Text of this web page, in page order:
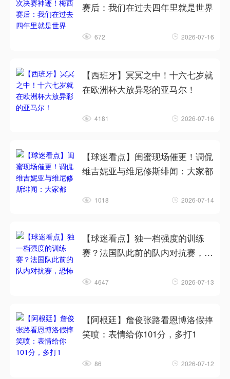
赛后：我们在过去四年里就是世界
672 2026-07-16
【西班牙】冥冥之中！十六七岁就
在欧洲杯大放异彩的亚马尔！
4181 2026-07-16
【球迷看点】闺蜜现场催更！调侃
维吉妮亚与维尼修斯绯闻：大家都
1018 2026-07-14
【球迷看点】独一档强度的训练
赛？法国队此前的队内对抗赛，恐
4647 2026-07-13
【阿根廷】詹俊张路看恩博洛假摔
笑喷：表情给你101分，多打1
86 2026-07-12